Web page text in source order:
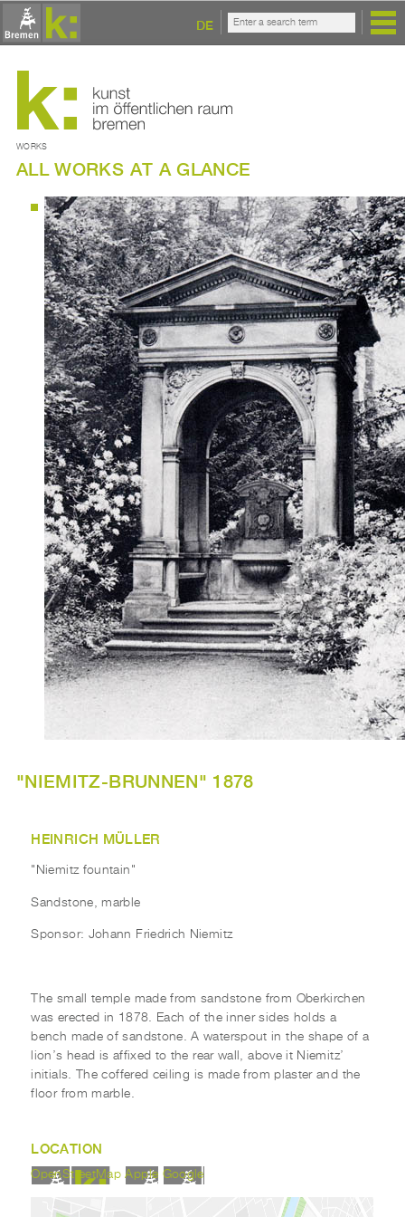
DE
WORKS
ALL WORKS AT A GLANCE
"NIEMITZ-BRUNNEN" 1878
HEINRICH MÜLLER
"Niemitz fountain"
Sandstone, marble
Sponsor: Johann Friedrich Niemitz
The small temple made from sandstone from Oberkirchen
was erected in 1878. Each of the inner sides holds a
bench made of sandstone. A waterspout in the shape of a
lion’s head is affixed to the rear wall, above it Niemitz’
initials. The coffered ceiling is made from plaster and the
floor from marble.
LOCATION
OpenStreetMap Apple Google